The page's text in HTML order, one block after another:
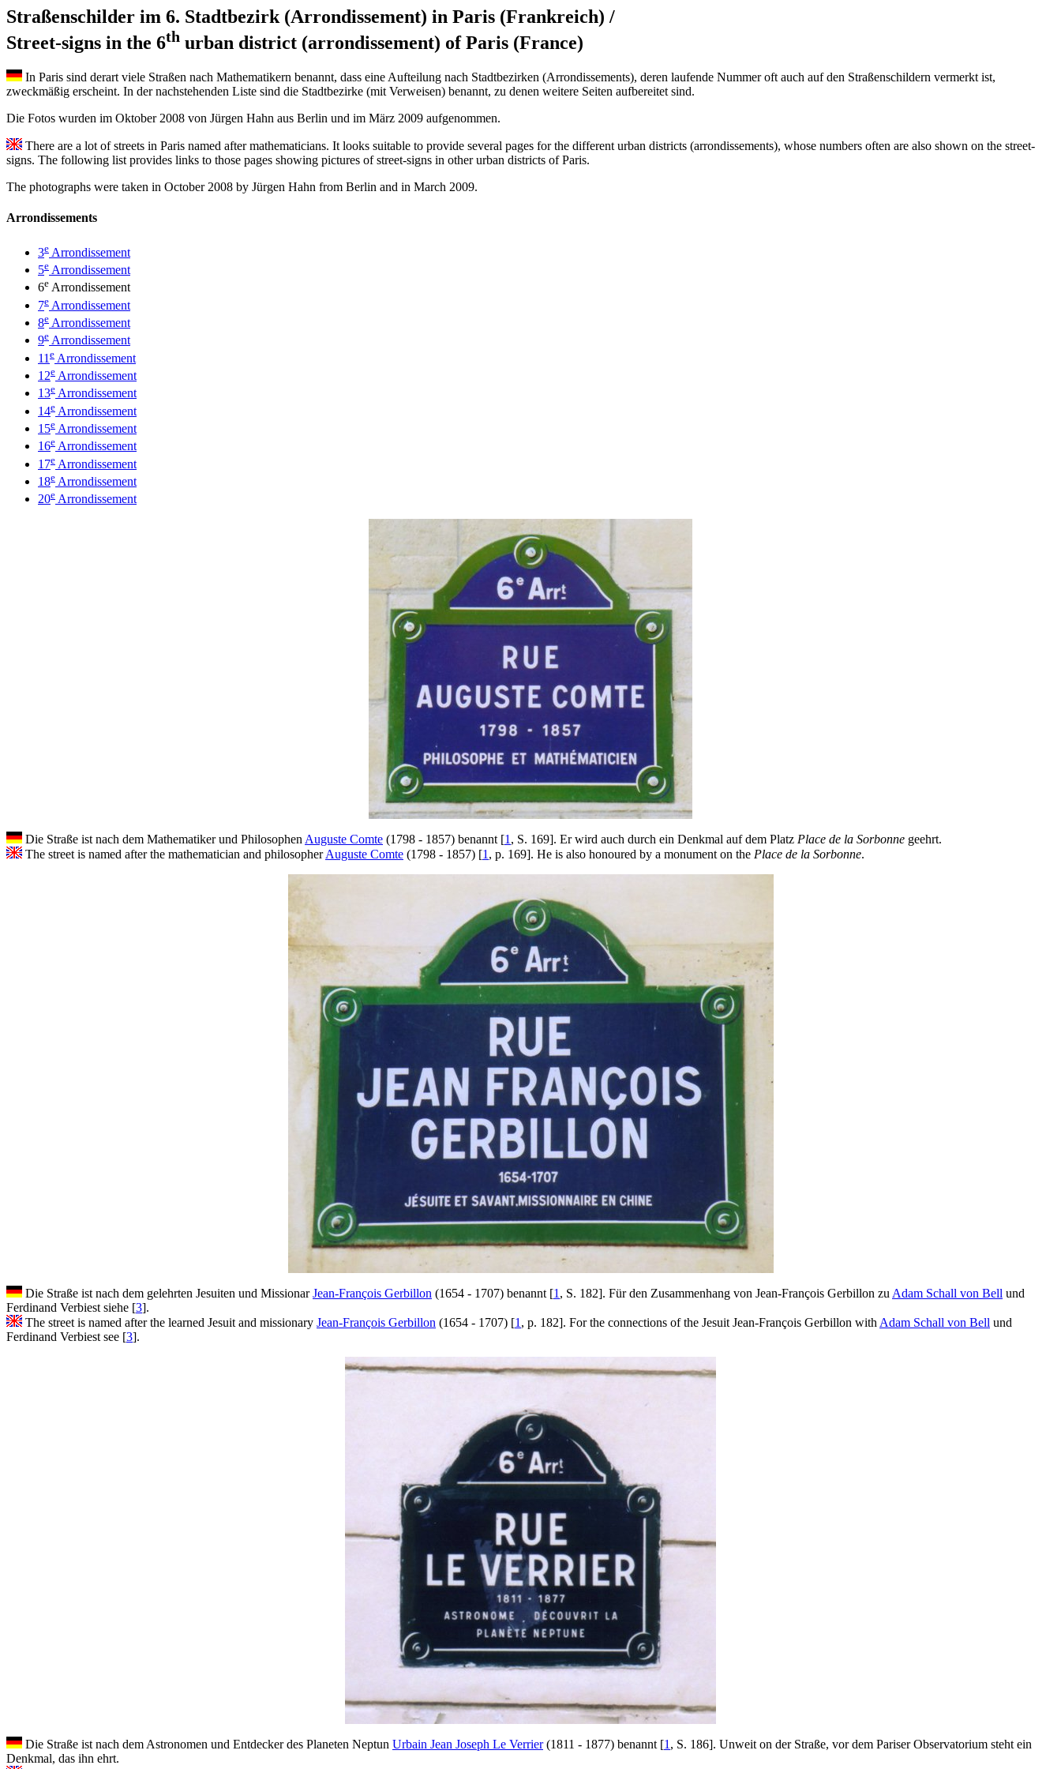
Straßenschilder im 6. Stadtbezirk (Arrondissement) in Paris (Frankreich) /
Street-signs in the 6th urban district (arrondissement) of Paris (France)
In Paris sind derart viele Straßen nach Mathematikern benannt, dass eine Aufteilung nach Stadtbezirken (Arrondissements), deren laufende Nummer oft auch auf den Straßenschildern vermerkt ist,
zweckmäßig erscheint. In der nachstehenden Liste sind die Stadtbezirke (mit Verweisen) benannt, zu denen weitere Seiten aufbereitet sind.
Die Fotos wurden im Oktober 2008 von Jürgen Hahn aus Berlin und im März 2009 aufgenommen.
There are a lot of streets in Paris named after mathematicians. It looks suitable to provide several pages for the different urban districts (arrondissements), whose numbers often are also shown on the street-
signs. The following list provides links to those pages showing pictures of street-signs in other urban districts of Paris.
The photographs were taken in October 2008 by Jürgen Hahn from Berlin and in March 2009.
Arrondissements
3e Arrondissement
5e Arrondissement
6e Arrondissement
7e Arrondissement
8e Arrondissement
9e Arrondissement
11 e Arrondissement
12e Arrondissement
13e Arrondissement
14e Arrondissement
15e Arrondissement
16e Arrondissement
17e Arrondissement
18e Arrondissement
20e Arrondissement
Die Straße ist nach dem Mathematiker und Philosophen Auguste Comte (1798 - 1857) benannt [1 , S. 169]. Er wird auch durch ein Denkmal auf dem Platz Place de la Sorbonne geehrt.
The street is named after the mathematician and philosopherAuguste Comte (1798 - 1857) [1 , p. 169]. He is also honoured by a monument on the Place de la Sorbonne.
Die Straße ist nach dem gelehrten Jesuiten und MissionarJean-François Gerbillon (1654 - 1707) benannt [1 , S. 182]. Für den Zusammenhang von Jean-François Gerbillon zu Adam Schall von Bell und
Ferdinand Verbiest siehe [3].
The street is named after the learned Jesuit and missionary Jean-François Gerbillon (1654 - 1707) [1 , p. 182]. For the connections of the Jesuit Jean-François Gerbillon with Adam Schall von Bell und
Ferdinand Verbiest see [3].
Die Straße ist nach dem Astronomen und Entdecker des Planeten Neptun Urbain Jean Joseph Le Verrier(1811 - 1877) benannt [1 , S. 186]. Unweit on der Straße, vor dem Pariser Observatorium steht ein
Denkmal, das ihn ehrt.